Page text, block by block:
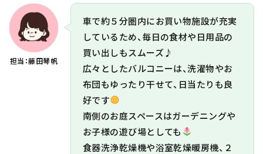
担当：藤田琴帆
車で約５分圏内にお買い物施設が充実
しているため、毎日の食材や日用品の
買い出しもスムーズ♪
広々としたバルコニーは、洗濯物やお
布団もゆったり干せて、日当たりも良
好です
南側のお庭スペースはガーデニングや
お子様の遊び場としても
食器洗浄乾燥機や浴室乾燥暖房機、２